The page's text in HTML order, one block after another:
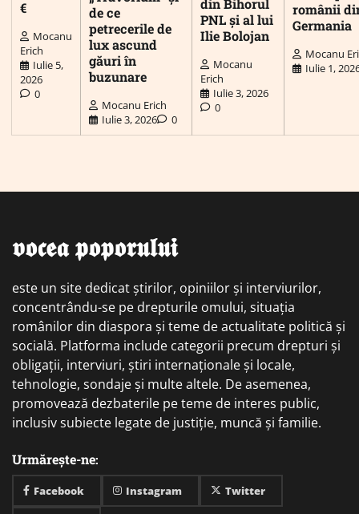
€
Mocanu
Erich
Iulie 5,
2026
0
de ce
petrecerile de
lux ascund
găuri în
buzunare
Mocanu Erich
Iulie 3, 2026
0
PNL și al lui
Ilie Bolojan
Mocanu
Erich
Iulie 3, 2026
0
românii
Germania
Mocanu
Iulie 1,
𝖛𝖔𝖈𝖊𝖆 𝖕𝖔𝖕𝖔𝖗𝖚𝖑𝖚𝖎
este un site dedicat știrilor, opiniilor și interviurilor,
concentrându-se pe drepturile omului, situația
românilor din diaspora și teme de actualitate politică și
socială. Platforma include categorii precum drepturi și
obligații, interviuri, știri internaționale și locale,
tehnologie, sondaje și multe altele. De asemenea,
promovează dezbaterile pe teme de interes public,
inclusiv subiecte legate de justiție, muncă și familie.
Urmărește-ne:
Facebook Instagram Twitter